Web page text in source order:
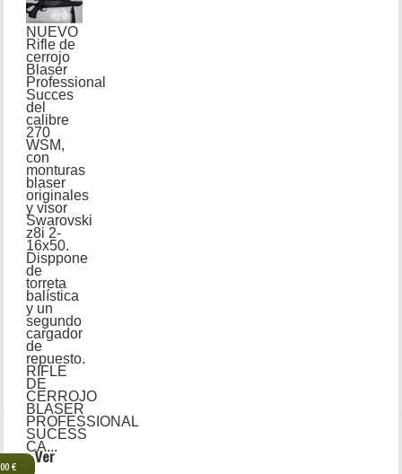
NUEVO
Rifle de
cerrojo
Blaser
Professional
Succes
del
calibre
270
WSM,
con
monturas
blaser
originales
y visor
Swarovski
z8i 2-
16x50.
Disppone
de
torreta
balística
y un
segundo
cargador
de
repuesto.
RIFLE
DE
CERROJO
BLASER
PROFESSIONAL
SUCESS
CA...
€
Ver